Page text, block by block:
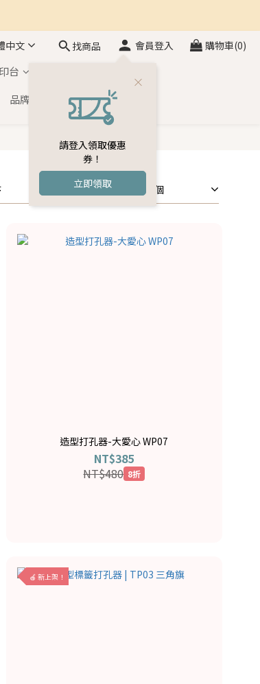
中文 找商品 會員登入
請登入領取優惠
券！
立即領取
購物車(0)
台
品牌介紹 會員專區
每頁顯示 24 個
造型打孔器-大愛心 WP07
NT$385
NT$480 8折
🍎 新上架！